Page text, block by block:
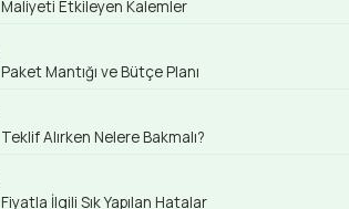
Maliyeti Etkileyen Kalemler
Paket Mantığı ve Bütçe Planı
Teklif Alırken Nelere Bakmalı?
Fiyatla İlgili Sık Yapılan Hatalar